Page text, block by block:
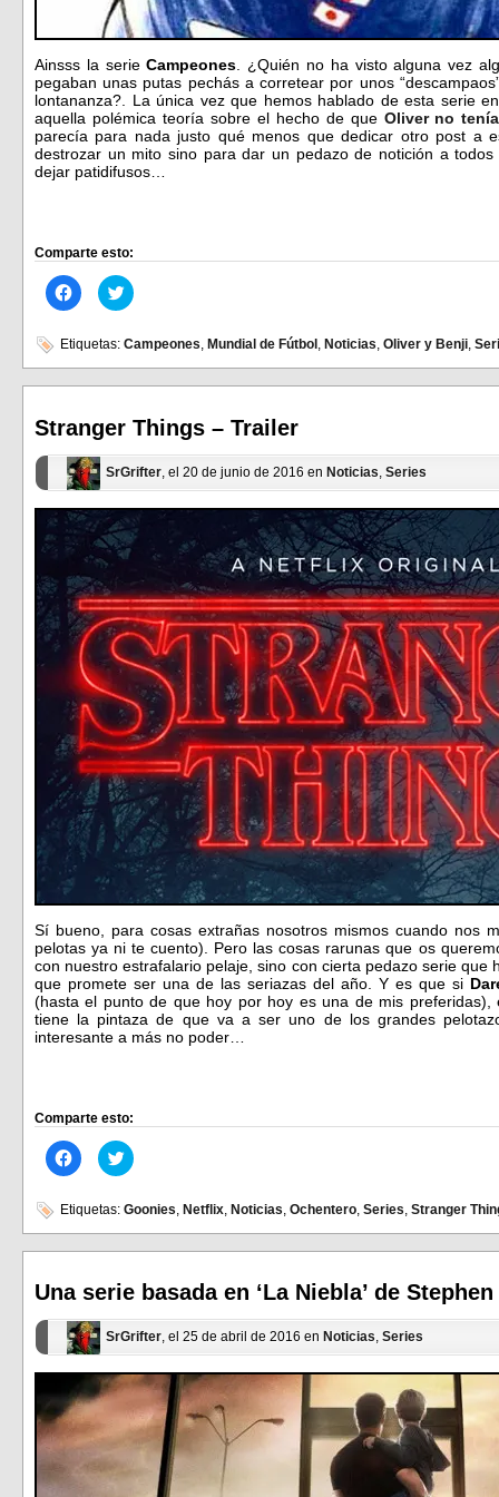
Ainsss la serieCampeones. ¿Quién no ha visto alguna vez
pegaban unas putas pechás a corretear por unos
lontananza?. La única vez que hemos hablado de esta serie
aquella polémica teoría sobre el hecho de que Oliver no
parecía para nada justo qué menos que dedicar otro post a
destrozar un mito sino para dar un pedazo de notición a
dejar patidifusos…
Comparte esto:
Haz
clic
en
Facebook
(Se
abre
ventana
nueva)
Haz
clic
en
Twitter
(Se
abre
ventana
nueva)
Etiquetas: Campeones, Mundial de Fútbol , Noticias, Oliver y Benji,
Stranger Things – Trailer
SrGrifter, el 20 de junio de 2016 en Noticias, Series
Sí bueno, para cosas extrañas nosotros mismos cuando nos
pelotas ya ni te cuento). Pero las cosas rarunas que os
con nuestro estrafalario pelaje, sino con cierta pedazo serie
que promete ser una de las seriazas del año. Y es que si
(hasta el punto de que hoy por hoy es una de mis
tiene la pintaza de que va a ser uno de los grandes
interesante a más no poder…
Comparte esto:
Haz
clic
en
Facebook
(Se
abre
ventana
nueva)
Haz
clic
en
(Se
abre
ventana
nueva)
Etiquetas: Goonies, Netflix, Noticias, Ochentero, Series, Stranger
Una serie basada en ‘La Niebla’ de
SrGrifter, el 25 de abril de 2016 en Noticias, Series